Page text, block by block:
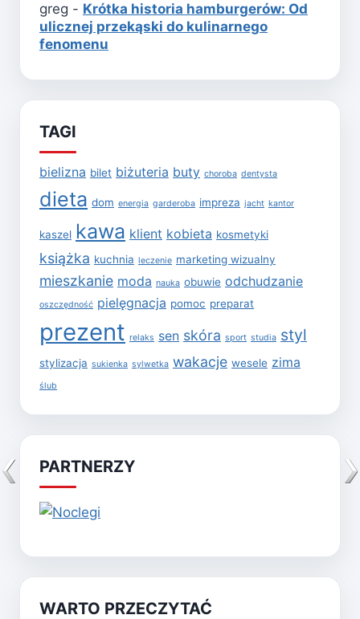
greg - Krótka historia hamburgerów: Od
ulicznej przekąski do kulinarnego
fenomenu
TAGI
bielizna bilet biżuteria buty choroba dentysta
dieta dom energia garderoba impreza jacht kantor
kaszel kawa klient kobieta kosmetyki
książka kuchnia leczenie marketing wizualny
mieszkanie moda nauka obuwie odchudzanie
oszczędność pielęgnacja pomoc preparat
prezent relaks sen skóra sport studia styl
stylizacja sukienka sylwetka wakacje wesele zima
ślub
PARTNERZY
WARTO PRZECZYTAĆ